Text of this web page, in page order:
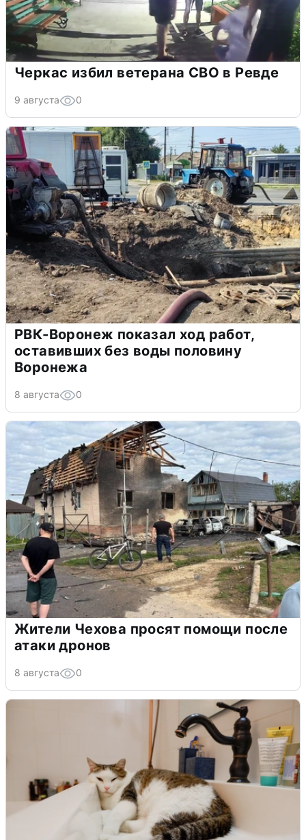
Черкас избил ветерана СВО в Ревде
9 августа 0
РВК-Воронеж показал ход работ,
оставивших без воды половину
Воронежа
8 августа 0
Жители Чехова просят помощи после
атаки дронов
8 августа 0